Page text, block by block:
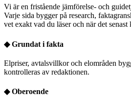
Vi är en fristående jämförelse- och
Varje sida bygger på research,
vet exakt vad du läser och när det senast
◆Grundat i fakta
Elpriser, avtalsvillkor och elområden
kontrolleras av redaktionen.
◆Oberoende